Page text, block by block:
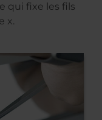
qui fixe les fils
x.